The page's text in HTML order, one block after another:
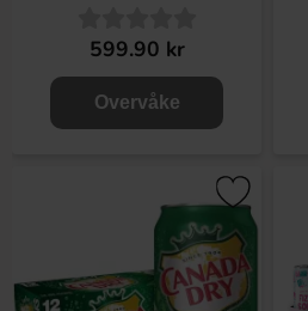
599.90 kr
Overvåke